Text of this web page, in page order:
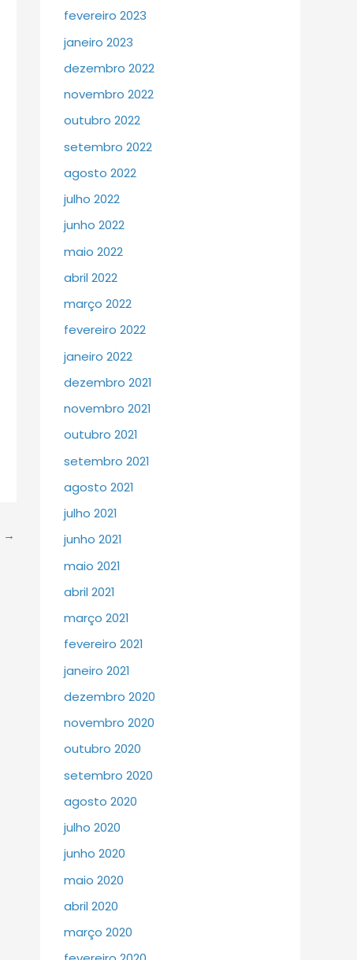
→
fevereiro 2023
janeiro 2023
dezembro 2022
novembro 2022
outubro 2022
setembro 2022
agosto 2022
julho 2022
junho 2022
maio 2022
abril 2022
março 2022
fevereiro 2022
janeiro 2022
dezembro 2021
novembro 2021
outubro 2021
setembro 2021
agosto 2021
julho 2021
junho 2021
maio 2021
abril 2021
março 2021
fevereiro 2021
janeiro 2021
dezembro 2020
novembro 2020
outubro 2020
setembro 2020
agosto 2020
julho 2020
junho 2020
maio 2020
abril 2020
março 2020